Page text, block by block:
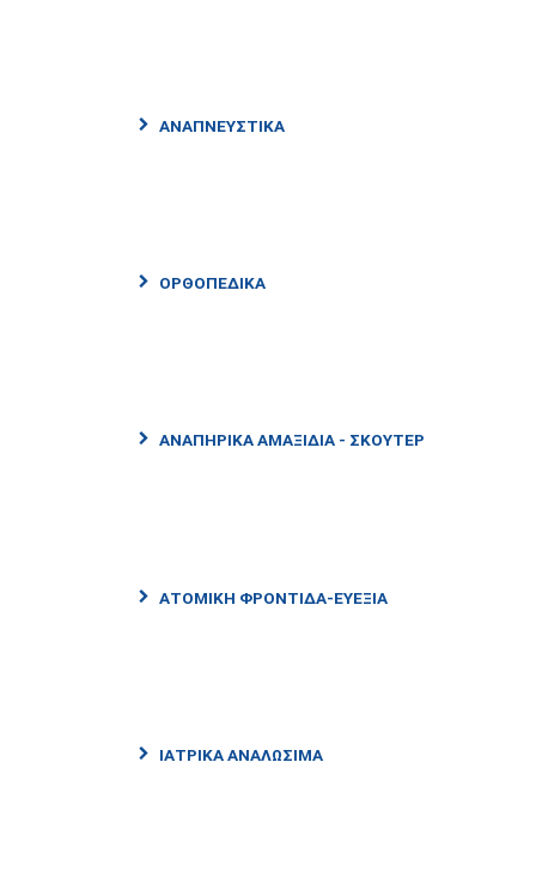
ΑΝΑΠΝΕΥΣΤΙΚΆ
ΟΡΘΟΠΕΔΙΚΆ
ΑΝΑΠΗΡΙΚΆ ΑΜΑΞΊΔΙΑ - ΣΚΟΎΤΕΡ
ΑΤΟΜΙΚΉ ΦΡΟΝΤΊΔΑ-ΕΥΕΞΊΑ
ΙΑΤΡΙΚΆ ΑΝΑΛΏΣΙΜΑ